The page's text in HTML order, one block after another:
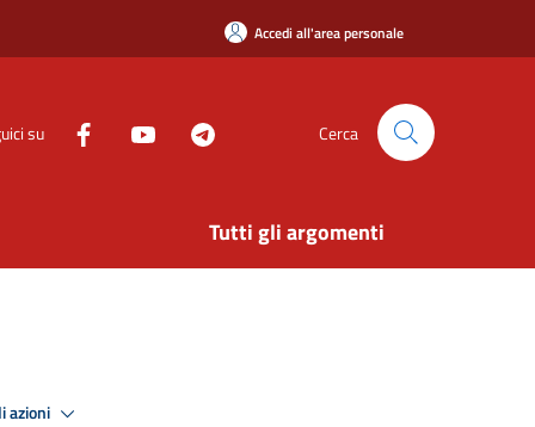
Accedi all'area personale
su Cerca
Tutti gli argomenti
azioni